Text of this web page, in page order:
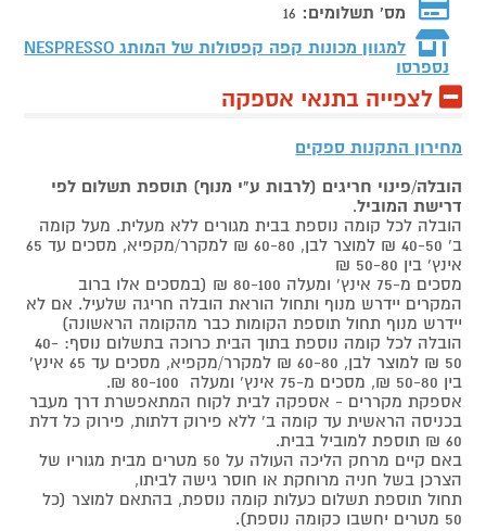
מס' תשלומים: 16
למגוון מכונות קפה קפסולות של המותג NESPRESSO
נספרסו
לצפייה בתנאי אספקה
מחירון התקנות ספקים
הובלה/פינוי חריגים (לרבות ע"י מנוף) תוספת תשלום לפי
דרישת המוביל.
הובלה לכל קומה נוספת בבית מגורים ללא מעלית. מעל קומה
ב' 40-50 ₪ למוצר לבן, 60-80 ₪ למקרר/מקפיא, מסכים עד 65
אינץ' בין 50-80 ₪
מסכים מ-75 אינץ' ומעלה 80-100 ₪ (במסכים אלו ברוב
המקרים יידרש מנוף ותחול הוראת הובלה חריגה שלעיל. אם לא
יידרש מנוף תחול תוספת הקומות כבר מהקומה הראשונה)
הובלה לכל קומה נוספת בתוך הבית כרוכה בתשלום נוסף: 40-
50 ₪ למוצר לבן, 60-80 ₪ למקרר/מקפיא, מסכים עד 65 אינץ'
בין 50-80 ₪, מסכים מ-75 אינץ' ומעלה 80-100 ₪.
אספקת מקררים - אספקה לבית לקוח המתאפשרת דרך מעבר
בכניסה הראשית עד קומה ב' ללא פירוק דלתות, פירוק כל דלת
60 ₪ תוספת למוביל בבית.
באם קיים מרחק הליכה העולה על 50 מטרים מבית מגוריו של
הצרכן בשל חניה מרוחקת או חוסר גישה לביתו,
תחול תוספת תשלום כעלות קומה נוספת, בהתאם למוצר (כל
50 מטרים יחשבו כקומה נוספת).